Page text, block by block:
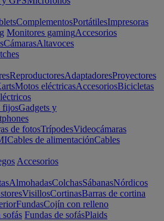
ComplementosPortátilesImpresoras
Monitores gamingAccesorios
CámarasAltavoces
ReproductoresAdaptadoresProyectores
Motos eléctricasAccesoriosBicicletas
fijosGadgets y
de fotosTrípodesVideocámaras
Cables de alimentaciónCables
Accesorios
AlmohadasColchasSábanasNórdicos
VisillosCortinasBarras de cortina
FundasCojín con relleno
sofás Fundas de sofásPlaids